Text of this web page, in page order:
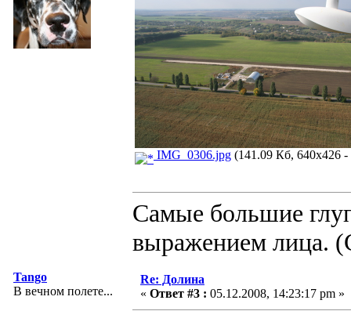
IMG_0306.jpg (141.09 Кб, 640x426 -
Самые большие
выражением лица.
Tango
В вечном полете...
Re: Долина
« Ответ #3 : 05.12.2008, 14:23:17 pm »